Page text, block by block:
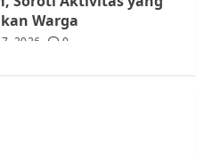
Warga
2026 0